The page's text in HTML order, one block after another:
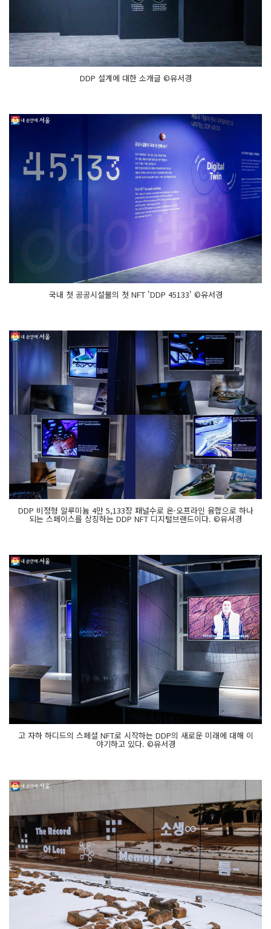
DDP 설계에 대한 소개글 ©유서경
국내 첫 공공시설물의 첫 NFT 'DDP 45133' ©유서경
DDP 비정형 알루미늄 4만 5,133장 패널수로 온·오프라인 융합으로 하나
되는 스페이스를 상징하는 DDP NFT 디지털브랜드이다. ©유서경
고 자하 하디드의 스페셜 NFT로 시작하는 DDP의 새로운 미래에 대해 이
야기하고 있다. ©유서경